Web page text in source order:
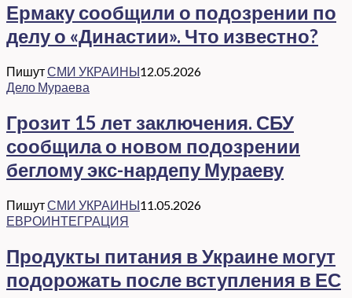
Ермаку сообщили о подозрении по
делу о «Династии». Что известно?
ПишутСМИ УКРАИНЫ12.05.2026
Дело Мураева
Грозит 15 лет заключения. СБУ
сообщила о новом подозрении
беглому экс-нардепу Мураеву
ПишутСМИ УКРАИНЫ11.05.2026
ЕВРОИНТЕГРАЦИЯ
Продукты питания в Украине могут
подорожать после вступления в ЕС